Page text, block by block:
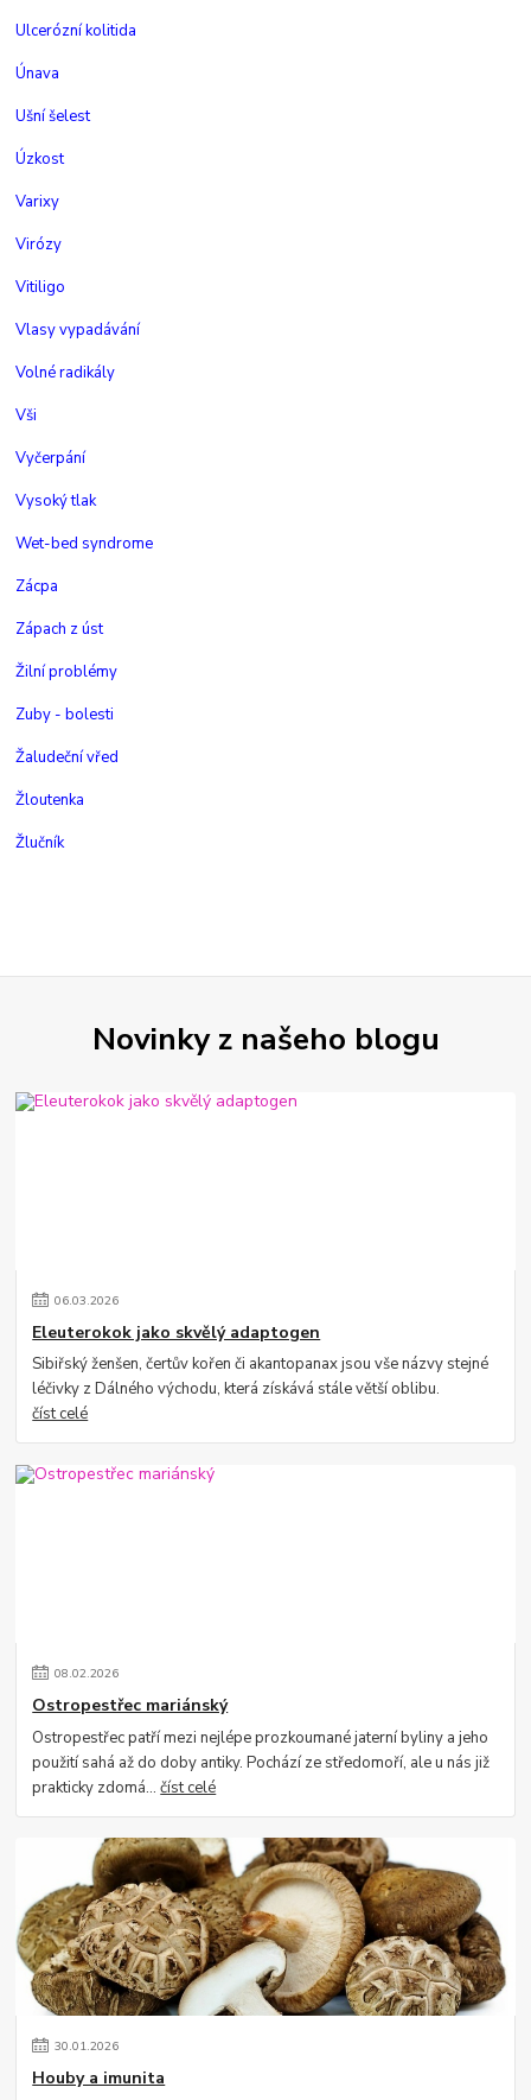
Ulcerózní kolitida
Únava
Ušní šelest
Úzkost
Varixy
Virózy
Vitiligo
Vlasy vypadávání
Volné radikály
Vši
Vyčerpání
Vysoký tlak
Wet-bed syndrome
Zácpa
Zápach z úst
Žilní problémy
Zuby - bolesti
Žaludeční vřed
Žloutenka
Žlučník
Novinky z našeho blogu
06.03.2026
Eleuterokok jako skvělý adaptogen
Sibiřský ženšen, čertův kořen či akantopanax jsou vše názvy stejné
léčivky z Dálného východu, která získává stále větší oblibu.
číst celé
08.02.2026
Ostropestřec mariánský
Ostropestřec patří mezi nejlépe prozkoumané jaterní byliny a jeho
použití sahá až do doby antiky. Pochází ze středomoří, ale u nás již
prakticky zdomá...číst celé
30.01.2026
Houby a imunita